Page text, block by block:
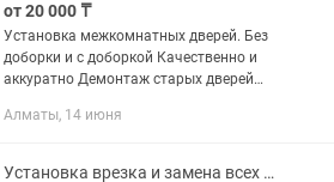
от 20 000 ₸
Установка межкомнатных дверей. Без
доборки и с доборкой Качественно и
аккуратно Демонтаж старых дверей
на двери Качество в первую очередь!
Алматы, 14 июня
Установка врезка и замена всех типов замков биометрические smart замки